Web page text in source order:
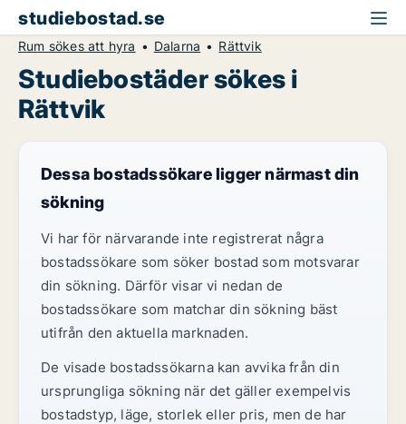
studiebostad.se
Rum sökes att hyra Dalarna Rättvik
Studiebostäder sökes i
Rättvik
Dessa bostadssökare ligger närmast din
sökning
Vi har för närvarande inte registrerat några
bostadssökare som söker bostad som motsvarar
din sökning. Därför visar vi nedan de
bostadssökare som matchar din sökning bäst
utifrån den aktuella marknaden.
De visade bostadssökarna kan avvika från din
ursprungliga sökning när det gäller exempelvis
bostadstyp, läge, storlek eller pris, men de har